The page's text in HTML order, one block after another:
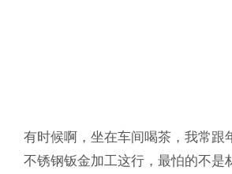
有时候啊，坐在车间喝茶，我常跟
不锈钢钣金加工这行，最怕的不是